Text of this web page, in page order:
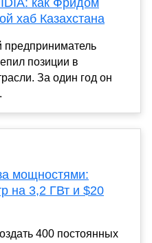
как Фридом
хаб Казахстана
предприниматель
позиции в
За один год он
мощностями:
на 3,2 ГВт и $20
400 постоянных